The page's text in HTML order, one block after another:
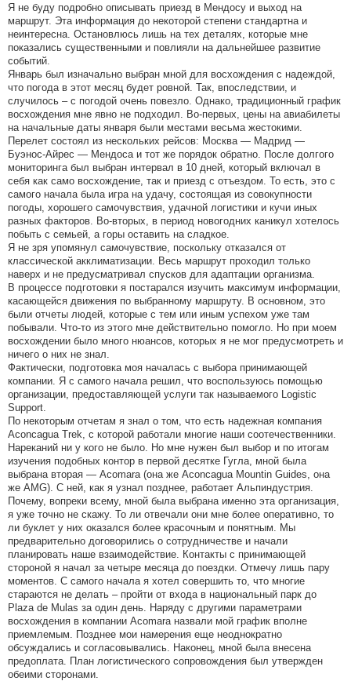
Я не буду подробно описывать приезд в Мендосу и выход на
маршрут. Эта информация до некоторой степени стандартна и
неинтересна. Остановлюсь лишь на тех деталях, которые мне
показались существенными и повлияли на дальнейшее развитие
событий.
Январь был изначально выбран мной для восхождения с надеждой,
что погода в этот месяц будет ровной. Так, впоследствии, и
случилось – с погодой очень повезло. Однако, традиционный график
восхождения мне явно не подходил. Во-первых, цены на авиабилеты
на начальные даты января были местами весьма жестокими.
Перелет состоял из нескольких рейсов: Москва — Мадрид —
Буэнос-Айрес — Мендоса и тот же порядок обратно. После долгого
мониторинга был выбран интервал в 10 дней, который включал в
себя как само восхождение, так и приезд с отъездом. То есть, это с
самого начала была игра на удачу, состоящая из совокупности
погоды, хорошего самочувствия, удачной логистики и кучи иных
разных факторов. Во-вторых, в период новогодних каникул хотелось
побыть с семьей, а горы оставить на сладкое.
Я не зря упомянул самочувствие, поскольку отказался от
классической акклиматизации. Весь маршрут проходил только
наверх и не предусматривал спусков для адаптации организма.
В процессе подготовки я постарался изучить максимум информации,
касающейся движения по выбранному маршруту. В основном, это
были отчеты людей, которые с тем или иным успехом уже там
побывали. Что-то из этого мне действительно помогло. Но при моем
восхождении было много нюансов, которых я не мог предусмотреть и
ничего о них не знал.
Фактически, подготовка моя началась с выбора принимающей
компании. Я с самого начала решил, что воспользуюсь помощью
организации, предоставляющей услуги так называемого Logistic
Support.
По некоторым отчетам я знал о том, что есть надежная компания
Aconcagua Trek, с которой работали многие наши соотечественники.
Нареканий ни у кого не было. Но мне нужен был выбор и по итогам
изучения подобных контор в первой десятке Гугла, мной была
выбрана вторая — Acomara (она же Aconcagua Mountin Guides, она
же AMG). С ней, как я узнал позднее, работает Альпиндустрия.
Почему, вопреки всему, мной была выбрана именно эта организация,
я уже точно не скажу. То ли отвечали они мне более оперативно, то
ли буклет у них оказался более красочным и понятным. Мы
предварительно договорились о сотрудничестве и начали
планировать наше взаимодействие. Контакты с принимающей
стороной я начал за четыре месяца до поездки. Отмечу лишь пару
моментов. С самого начала я хотел совершить то, что многие
стараются не делать – пройти от входа в национальный парк до
Plaza de Mulas за один день. Наряду с другими параметрами
восхождения в компании Acomara назвали мой график вполне
приемлемым. Позднее мои намерения еще неоднократно
обсуждались и согласовывались. Наконец, мной была внесена
предоплата. План логистического сопровождения был утвержден
обеими сторонами.